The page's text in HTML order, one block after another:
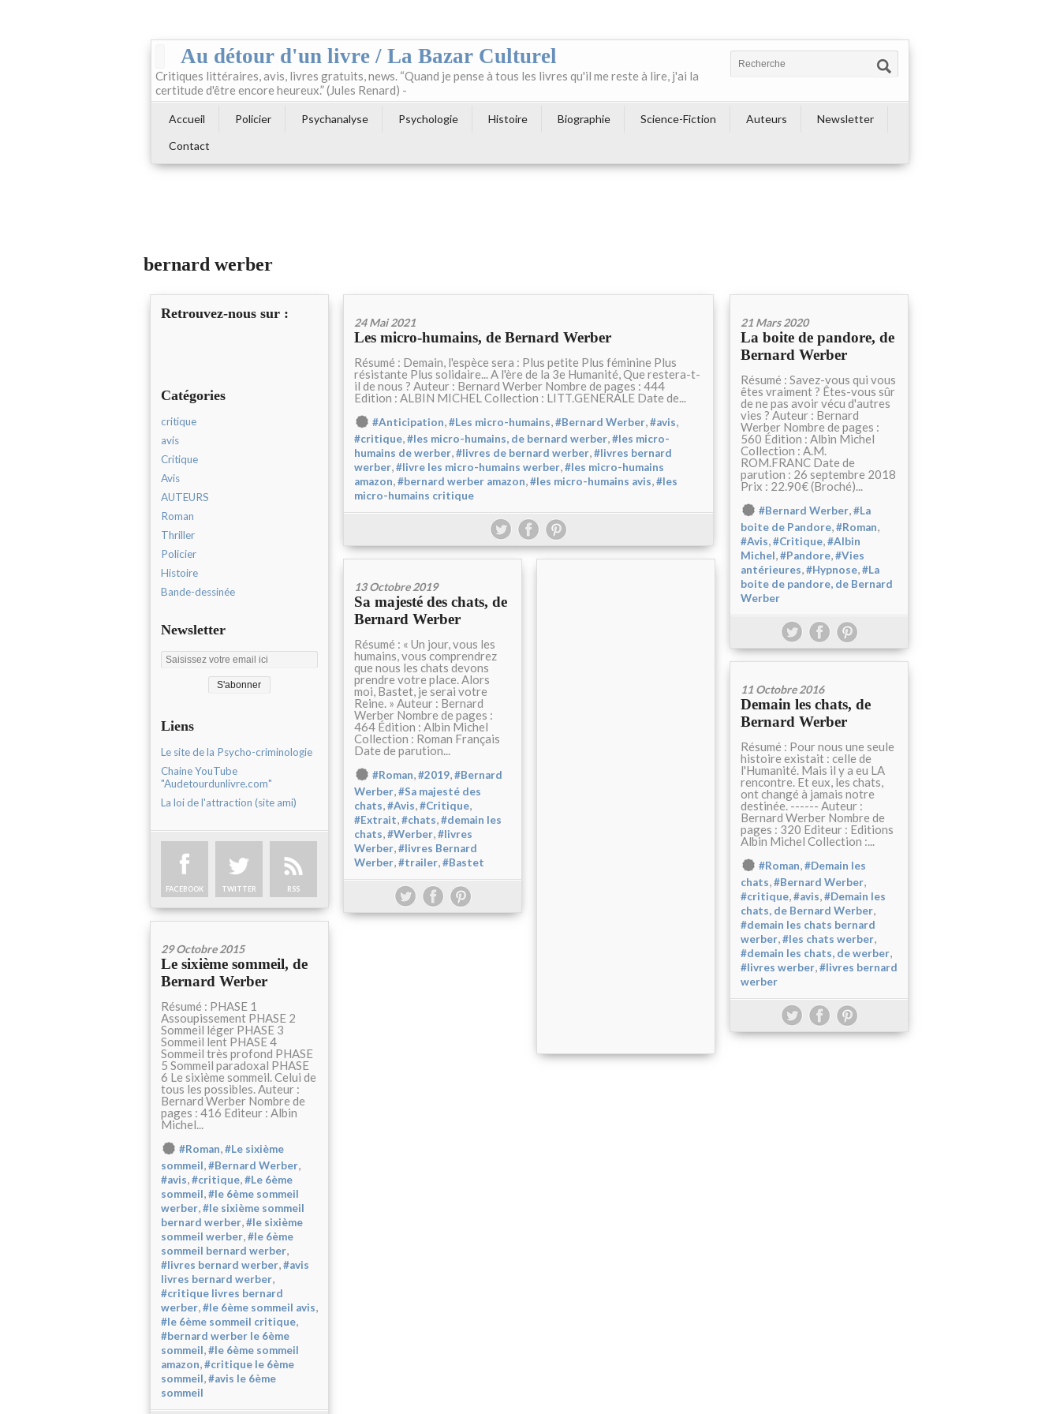
Au détour d'un livre / La Bazar Culturel
Critiques littéraires, avis, livres gratuits, news. “Quand je pense à tous les livres qu'il me reste à lire, j'ai la
certitude d'être encore heureux.” (Jules Renard) -
Accueil Policier Psychanalyse Psychologie Histoire Biographie Science-Fiction Auteurs
Newsletter
Contact
bernard werber
Retrouvez-nous sur :
Catégories
critique
avis
Critique
Avis
AUTEURS
Roman
Thriller
Policier
Histoire
Bande-dessinée
Newsletter
Liens
Le site de la Psycho-criminologie
Chaine YouTube
"Audetourdunlivre.com"
La loi de l'attraction (site ami)
FACEBOOK TWITTER RSS
24 Mai 2021
Les micro-humains, de Bernard Werber
Résumé : Demain, l'espèce sera : Plus petite Plus féminine Plus
résistante Plus solidaire... A l'ère de la 3e Humanité, Que restera-t-
il de nous ? Auteur : Bernard Werber Nombre de pages : 444
Edition : ALBIN MICHEL Collection : LITT.GENERALE Date de...
#Anticipation,#Les micro-humains,#Bernard Werber,#avis,
#critique,#les micro-humains, de bernard werber,#les micro-
humains de werber,#livres de bernard werber,#livres bernard
werber,#livre les micro-humains werber,#les micro-humains
amazon,#bernard werber amazon,#les micro-humains avis,#les
micro-humains critique
21 Mars 2020
La boite de pandore, de
Bernard Werber
Résumé : Savez-vous qui vous
êtes vraiment ? Êtes-vous sûr
de ne pas avoir vécu d'autres
vies ? Auteur : Bernard
Werber Nombre de pages :
560 Édition : Albin Michel
Collection : A.M.
ROM.FRANC Date de
parution : 26 septembre 2018
Prix : 22.90€ (Broché)...
#Bernard Werber,#La
boite de Pandore,#Roman,
#Avis,#Critique,#Albin
Michel,#Pandore,#Vies
antérieures,#Hypnose,#La
boite de pandore, de Bernard
Werber
13 Octobre 2019
Sa majesté des chats, de
Bernard Werber
Résumé : « Un jour, vous les
humains, vous comprendrez
que nous les chats devons
prendre votre place. Alors
moi, Bastet, je serai votre
Reine. » Auteur : Bernard
Werber Nombre de pages :
464 Édition : Albin Michel
Collection : Roman Français
Date de parution...
#Roman,#2019,#Bernard
Werber,#Sa majesté des
chats,#Avis,#Critique,
#Extrait,#chats,#demain les
chats,#Werber,#livres
Werber,#livres Bernard
Werber,#trailer,#Bastet
11 Octobre 2016
Demain les chats, de
Bernard Werber
Résumé : Pour nous une seule
histoire existait : celle de
l'Humanité. Mais il y a eu LA
rencontre. Et eux, les chats,
ont changé à jamais notre
destinée. ------ Auteur :
Bernard Werber Nombre de
pages : 320 Editeur : Editions
Albin Michel Collection :...
#Roman,#Demain les
chats,#Bernard Werber,
#critique,#avis,#Demain les
chats, de Bernard Werber,
#demain les chats bernard
werber,#les chats werber,
#demain les chats, de werber,
#livres werber,#livres bernard
werber
29 Octobre 2015
Le sixième sommeil, de
Bernard Werber
Résumé : PHASE 1
Assoupissement PHASE 2
Sommeil léger PHASE 3
Sommeil lent PHASE 4
Sommeil très profond PHASE
5 Sommeil paradoxal PHASE
6 Le sixième sommeil. Celui de
tous les possibles. Auteur :
Bernard Werber Nombre de
pages : 416 Editeur : Albin
Michel...
#Roman,#Le sixième
sommeil,#Bernard Werber,
#avis,#critique,#Le 6ème
sommeil,#le 6ème sommeil
werber,#le sixième sommeil
bernard werber,#le sixième
sommeil werber,#le 6ème
sommeil bernard werber,
#livres bernard werber,#avis
livres bernard werber,
#critique livres bernard
werber,#le 6ème sommeil avis,
#le 6ème sommeil critique,
#bernard werber le 6ème
sommeil,#le 6ème sommeil
amazon,#critique le 6ème
sommeil,#avis le 6ème
sommeil